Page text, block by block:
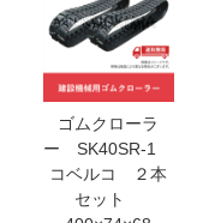
ゴムクローラ
ー SK40SR-1
コベルコ ２本
セット